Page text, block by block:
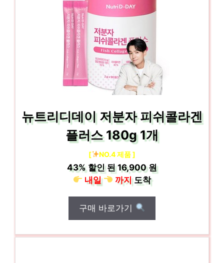
뉴트리디데이 저분자 피쉬콜라겐
플러스 180g 1개
[ NO.4 제품 ]
43% 할인 된16,900 원
내일
까지도착
구매 바로가기